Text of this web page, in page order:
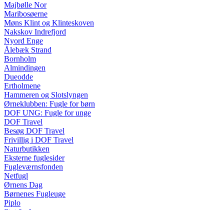
Majbølle Nor
Maribosøerne
Møns Klint og Klinteskoven
Nakskov Indrefjord
Nyord Enge
Ålebæk Strand
Bornholm
Almindingen
Dueodde
Ertholmene
Hammeren og Slotslyngen
Ørneklubben: Fugle for børn
DOF UNG: Fugle for unge
DOF Travel
Besøg DOF Travel
Frivillig i DOF Travel
Naturbutikken
Eksterne fuglesider
Fugleværnsfonden
Netfugl
Ørnens Dag
Børnenes Fugleuge
Piplo